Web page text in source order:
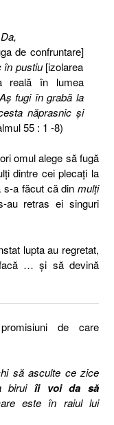
de confruntare]
în pustiu [izolarea
reală în lumea
fugi în grabă la
năprasnic şi
55 : 1 -8)
omul alege să fugă
dintre cei plecaţi la
s-a făcut că din mulţi
au retras ei singuri
lupta au regretat,
… şi să devină
de care
să asculte ce zice
birui îi voi da să
este în raiul lui